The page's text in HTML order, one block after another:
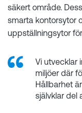
säkert område.
smarta kontorsytor
uppställningsytor
Vi utvecklar
miljöer där
Hållbarhet
självklar del